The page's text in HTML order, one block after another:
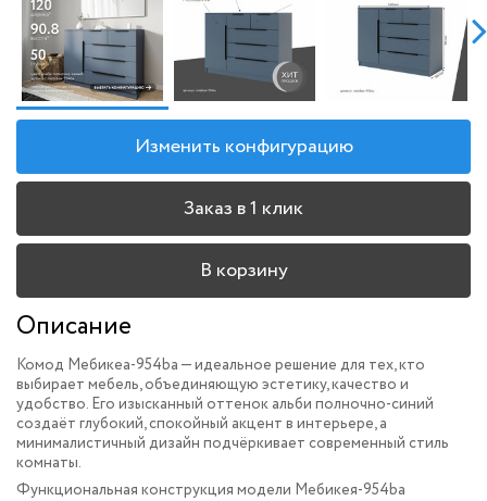
Изменить конфигурацию
Заказ в 1 клик
В корзину
Описание
Комод Мебикеа-954ba — идеальное решение для тех, кто
выбирает мебель, объединяющую эстетику, качество и
удобство. Его изысканный оттенок альби полночно-синий
создаёт глубокий, спокойный акцент в интерьере, а
минималистичный дизайн подчёркивает современный стиль
комнаты.
Функциональная конструкция модели Мебикея-954ba